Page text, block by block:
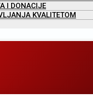
I DONACIJE
KVALITETOM